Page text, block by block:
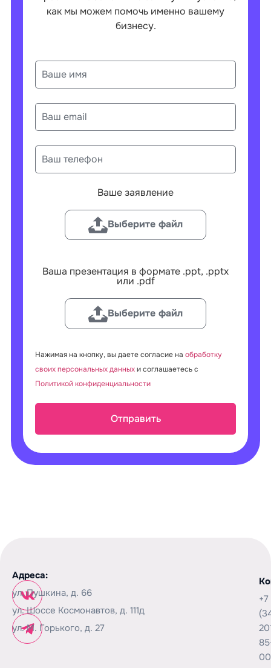
как мы можем помочь именно вашему
бизнесу.
Ваше заявление
Выберите файл
Ваша презентация в формате .ppt, .pptx
или .pdf
Выберите файл
Нажимая на кнопку, вы даете согласие на обработку
своих персональных данныхи соглашаетесь с
Политикой конфиденциальности
Адреса:
ул. Пушкина, д. 66
ул. Шоссе Космонавтов, д. 111д
ул. М. Горького, д. 27
+7
00